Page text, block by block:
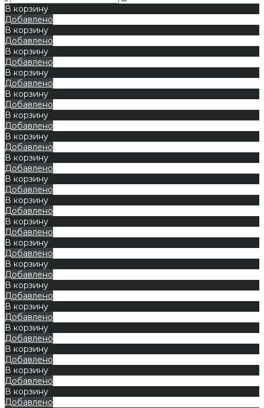
В корзину
Добавлено
В корзину
Добавлено
В корзину
Добавлено
В корзину
Добавлено
В корзину
Добавлено
В корзину
Добавлено
В корзину
Добавлено
В корзину
Добавлено
В корзину
Добавлено
В корзину
Добавлено
В корзину
Добавлено
В корзину
Добавлено
В корзину
Добавлено
В корзину
Добавлено
В корзину
Добавлено
В корзину
Добавлено
В корзину
Добавлено
В корзину
Добавлено
В корзину
Добавлено